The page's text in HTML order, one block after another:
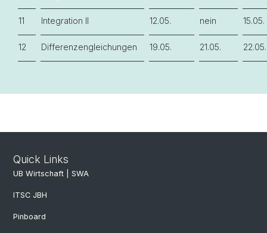
11 Integration II 12.05. nein 15.05.
12 Differenzengleichungen 19.05. 21.05. 22.05.
Quick Links
UB Wirtschaft | SWA
ITSC JBH
Pinboard